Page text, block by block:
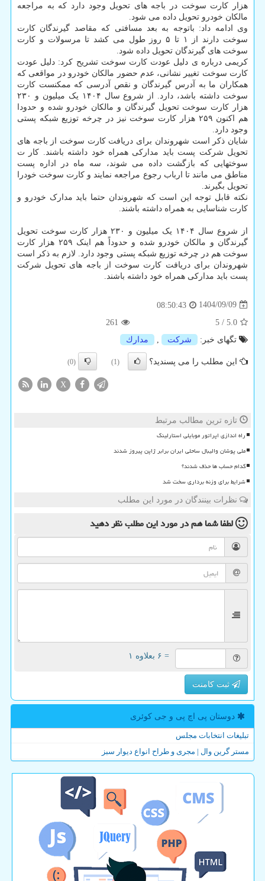
هزار کارت سوخت در باجه های تحویل وجود دارد که به مراجعه
مالکان خودرو تحویل داده می شود.
وی ادامه داد: باتوجه به بعد مسافتی که مقاصد گیرندگان کارت
سوخت دارند از ۱ تا ۵ روز طول می کشد تا مرسولات و کارت
سوخت های گیرندگان تحویل داده شود.
کریمی درباره ی دلیل عودت کارت سوخت تشریح کرد: دلیل عودت
کارت سوخت تغییر نشانی، عدم حضور مالکان خودرو در مواقعی که
همکاران ما به آدرس گیرندگان و نقص آدرسی که ممکنست کارت
سوخت داشته باشد، دارد. از شروع سال ۱۴۰۴ یک میلیون و ۲۳۰
هزار کارت سوخت تحویل گیرندگان و مالکان خودرو شده و حدودا
هم اکنون ۲۵۹ هزار کارت سوخت نیز در چرخه توزیع شبکه پستی
وجود دارد.
شایان ذکر است شهروندان برای دریافت کارت سوخت از باجه های
تحویل شرکت پست باید مدارکی همراه خود داشته باشند. کار ت
سوختهایی که بازگشت داده می شوند، سه ماه در اداره پست
مناطق می مانند تا ارباب رجوع مراجعه نمایند و کارت سوخت خودرا
تحویل بگیرند.
نکته قابل توجه این است که شهروندان حتما باید مدارک خودرو و
کارت شناسایی به همراه داشته باشند.
از شروع سال ۱۴۰۴ یک میلیون و ۲۳۰ هزار کارت سوخت تحویل
گیرندگان و مالکان خودرو شده و حدوداً هم اینک ۲۵۹ هزار کارت
سوخت هم در چرخه توزیع شبکه پستی وجود دارد. لازم به ذکر است
شهروندان برای دریافت کارت سوخت از باجه های تحویل شرکت
پست باید مدارکی همراه خود داشته باشند.
1404/09/09
08:50:43
5.0
/
5
261
تگهای خبر:
شركت , مدارك
این مطلب را می پسندید؟ (1)
(0)
X
تازه ترین مطالب مرتبط
راه اندازی اپراتور موبایلی استارلینک
ملی پوشان والیبال ساحلی ایران برابر ژاپن پیروز شدند
کدام حساب ها حذف شدند؟
شرایط برای وزنه برداری سخت شد
نظرات بینندگان در مورد این مطلب
لطفا شما همدر مورد این مطلبنظر دهید
= ۶ بعلاوه ۱
ثبت کامنت
دوستان پی اچ پی و جی كوئری
تبلیغات انتخابات مجلس
مستر گرین وال | مجری و طراح انواع دیوار سبز